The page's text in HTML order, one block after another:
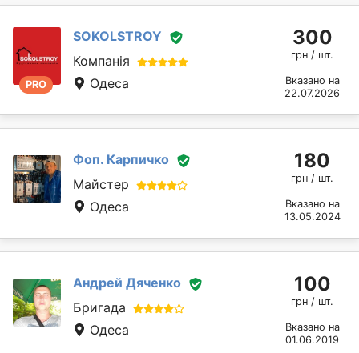
PRO
SOKOLSTROY
Компанія
Одеса
300
грн / шт.
Вказано на
22.07.2026
Фоп. Карпичко
Майстер
Одеса
180
грн / шт.
Вказано на
13.05.2024
Андрей Дяченко
Бригада
Одеса
100
грн / шт.
Вказано на
01.06.2019